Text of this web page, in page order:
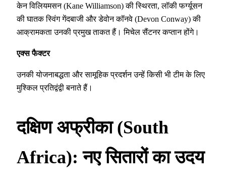
केन विलियमसन (Kane Williamson) की स्थिरता, लॉकी फर्ग्यूसन
की घातक स्विंग गेंदबाजी और डेवोन कॉनवे (Devon Conway) की
आक्रामकता उनकी प्रमुख ताकत हैं। मिचेल सैंटनर कप्तान होंगे।
एक्स फैक्टर
उनकी योजनाबद्धता और सामूहिक प्रदर्शन उन्हें किसी भी टीम के लिए
मुश्किल प्रतिद्वंद्वी बनाते हैं।
दक्षिण अफ्रीका (South
Africa): नए सितारों का उदय